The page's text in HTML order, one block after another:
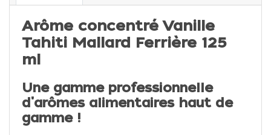
Arôme concentré Vanille
Tahiti Mallard Ferrière 125
ml
Une gamme professionnelle
d'arômes alimentaires haut de
gamme !